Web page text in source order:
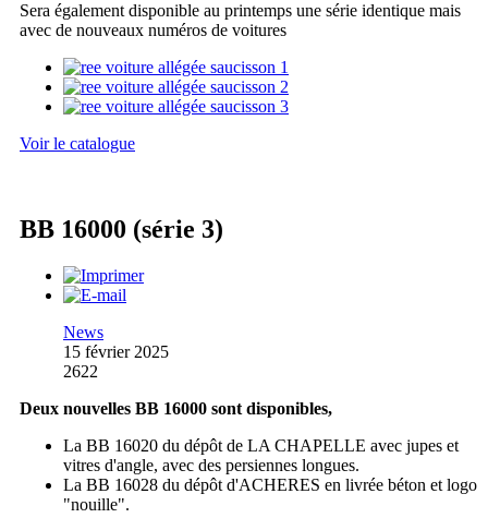
Sera également disponible au printemps une série identique mais
avec de nouveaux numéros de voitures
Voir le catalogue
BB 16000 (série 3)
News
15 février 2025
2622
Deux nouvelles BB 16000 sont disponibles,
La BB 16020 du dépôt de LA CHAPELLE avec jupes et
vitres d'angle, avec des persiennes longues.
La BB 16028 du dépôt d'ACHERES en livrée béton et logo
"nouille".